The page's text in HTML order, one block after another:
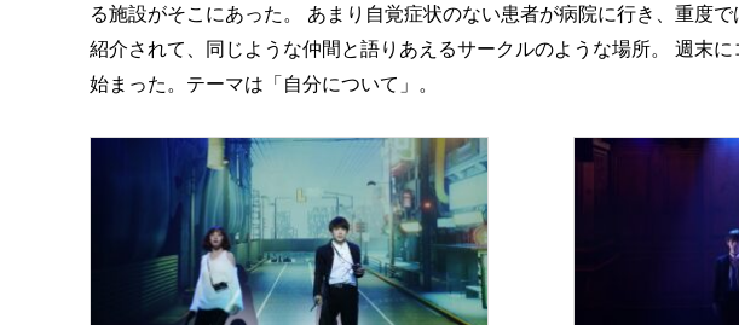
る施設がそこにあった。 あまり自覚症状のない患者が病院に行き、重度
紹介されて、同じような仲間と語りあえるサークルのような場所。 週末
始まった。テーマは「自分について」。